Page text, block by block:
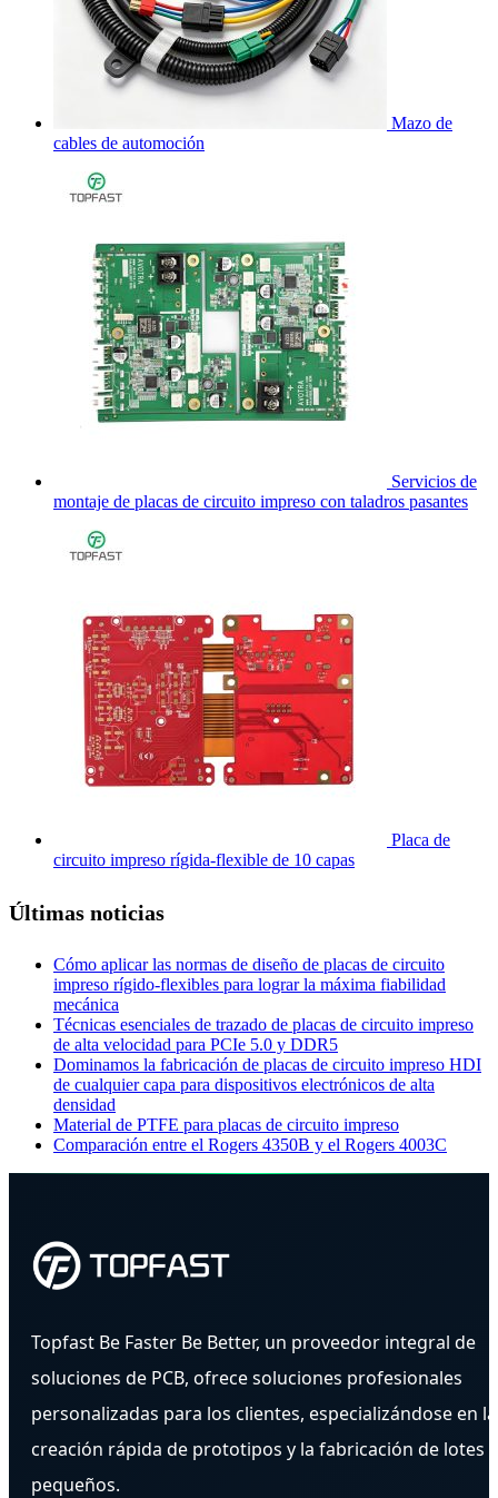
Mazo de
cables de automoción
Servicios de
montaje de placas de circuito impreso con taladros pasantes
Placa de
circuito impreso rígida-flexible de 10 capas
Últimas noticias
Cómo aplicar las normas de diseño de placas de circuito
impreso rígido-flexibles para lograr la máxima fiabilidad
mecánica
Técnicas esenciales de trazado de placas de circuito impreso
de alta velocidad para PCIe 5.0 y DDR5
Dominamos la fabricación de placas de circuito impreso HDI
de cualquier capa para dispositivos electrónicos de alta
densidad
Material de PTFE para placas de circuito impreso
Comparación entre el Rogers 4350B y el Rogers 4003C
Topfast Be Faster Be Better, un proveedor integral de
soluciones de PCB, ofrece soluciones profesionales
personalizadas para los clientes, especializándose en la
creación rápida de prototipos y la fabricación de lotes
pequeños.